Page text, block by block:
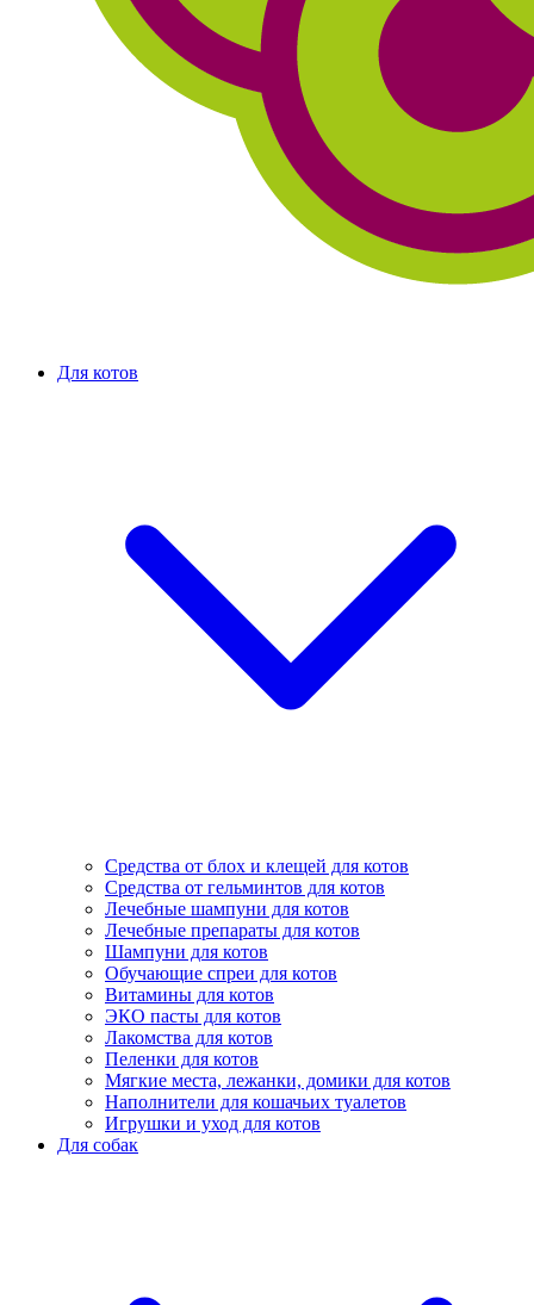
Для котов
Средства от блох и клещей для котов
Средства от гельминтов для котов
Лечебные шампуни для котов
Лечебные препараты для котов
Шампуни для котов
Обучающие спреи для котов
Витамины для котов
ЭКО пасты для котов
Лакомства для котов
Пеленки для котов
Мягкие места, лежанки, домики для котов
Наполнители для кошачьих туалетов
Игрушки и уход для котов
Для собак